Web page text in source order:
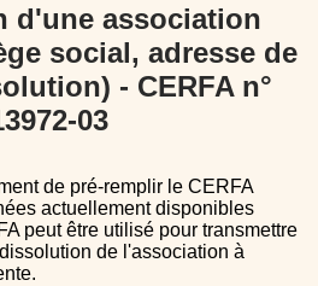
d'une association
social, adresse de
- CERFA n°
03
actuellement disponibles
peut être utilisé pour transmettre
de l'association à